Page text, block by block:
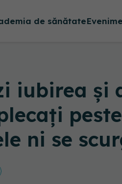
de sănătate
iubirea și
ni se